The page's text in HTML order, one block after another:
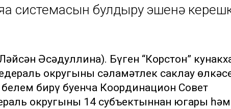
системасын булдыру эшенә
Әсәдуллина). Бүген “Корстон”
округының сәламәтлек саклау
белем бирү буенча Координацион Совет
округының 14 субъектыннан югары һәм